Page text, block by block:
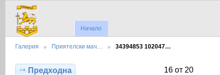
Начало
Галерия Приятелски мач… 34394853 102047…
Предходна 16 от 20